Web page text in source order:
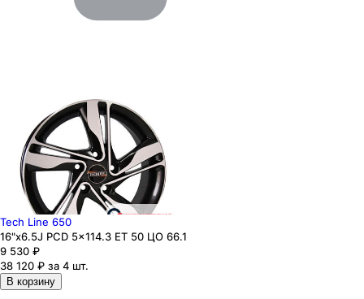
Tech Line 650
16"x6.5J PCD 5x114.3 ЕТ 50 ЦО 66.1
9 530 ₽
38 120 ₽ за 4 шт.
В корзину